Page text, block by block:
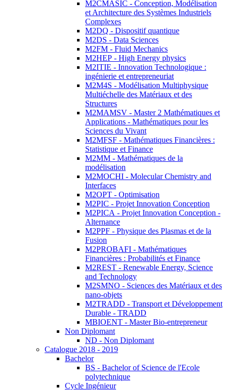
M2CMASIC - Conception, Modélisation
et Architecture des Systèmes Industriels
Complexes
M2DQ - Dispositif quantique
M2DS - Data Sciences
M2FM - Fluid Mechanics
M2HEP - High Energy physics
M2ITIE - Innovation Technologique :
ingénierie et entrepreneuriat
M2M4S - Modélisation Multiphysique
Multiéchelle des Matériaux et des
Structures
M2MAMSV - Master 2 Mathématiques et
Applications - Mathématiques pour les
Sciences du Vivant
M2MFSF - Mathématiques Financières :
Statistique et Finance
M2MM - Mathématiques de la
modélisation
M2MOCHI - Molecular Chemistry and
Interfaces
M2OPT - Optimisation
M2PIC - Projet Innovation Conception
M2PICA - Projet Innovation Conception -
Alternance
M2PPF - Physique des Plasmas et de la
Fusion
M2PROBAFI - Mathématiques
Financières : Probabilités et Finance
M2REST - Renewable Energy, Science
and Technology
M2SMNO - Sciences des Matériaux et des
nano-objets
M2TRADD - Transport et Développement
Durable - TRADD
MBIOENT - Master Bio-entrepreneur
Non Diplomant
ND - Non Diplomant
Catalogue 2018 - 2019
Bachelor
BS - Bachelor of Science de l'Ecole
polytechnique
Cycle Ingénieur